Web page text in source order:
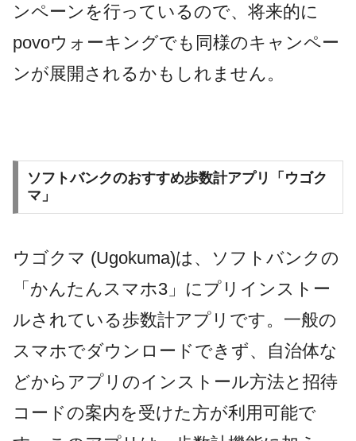
ンペーンを行っているので、将来的に
povoウォーキングでも同様のキャンペー
ンが展開されるかもしれません。
ソフトバンクのおすすめ歩数計アプリ「ウゴク
マ」
ウゴクマ (Ugokuma)は、ソフトバンクの
「かんたんスマホ3」にプリインストー
ルされている歩数計アプリです。一般の
スマホでダウンロードできず、自治体な
どからアプリのインストール方法と招待
コードの案内を受けた方が利用可能で